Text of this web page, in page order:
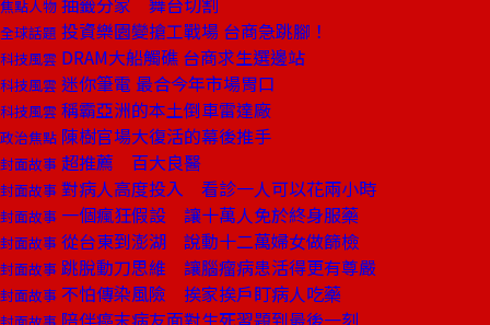
焦點人物
全球話題 投資樂園變搶工戰場 台商急跳腳！
科技風雲 DRAM大船觸礁 台商求生選邊站
科技風雲 迷你筆電 最合今年市場胃口
科技風雲 稱霸亞洲的本土倒車雷達廠
政治焦點 陳樹官場大復活的幕後推手
封面故事 超推薦 百大良醫
封面故事 對病人高度投入 看診一人可以花兩小時
封面故事 一個瘋狂假設 讓十萬人免於終身服藥
封面故事 從台東到澎湖 說動十二萬婦女做篩檢
封面故事 跳脫動刀思維 讓腦瘤病患活得更有尊嚴
封面故事 不怕傳染風險 挨家挨戶盯病人吃藥
陪伴癌末病友面對生死習題到最後一刻